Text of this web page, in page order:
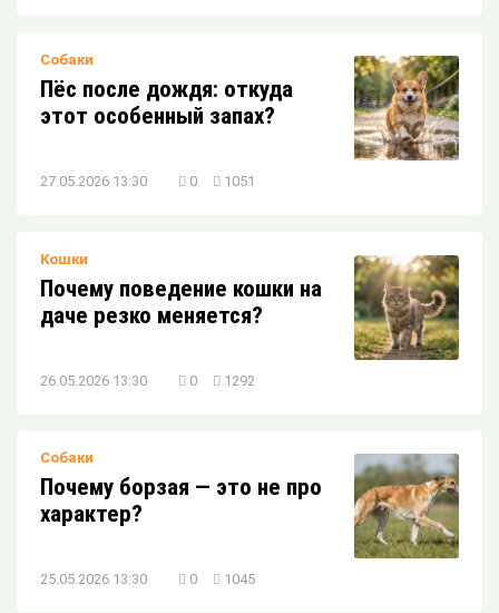
Собаки
Пёс после дождя: откуда
этот особенный запах?
27.05.2026 13:30 0 1051
Кошки
Почему поведение кошки на
даче резко меняется?
26.05.2026 13:30 0 1292
Собаки
Почему борзая — это не про
характер?
25.05.2026 13:30 0 1045